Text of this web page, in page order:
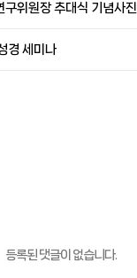
위원장 추대식 기념사진
경 세미나
등록된 댓글이 없습니다.